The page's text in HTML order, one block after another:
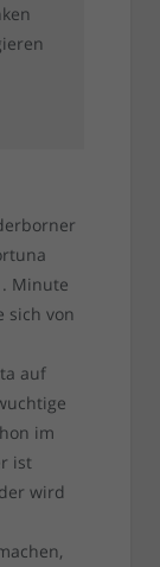
Minute
sich von
auf
im
ist
wird